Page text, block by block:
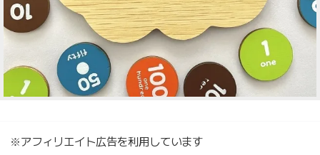
※アフィリエイト広告を利用しています